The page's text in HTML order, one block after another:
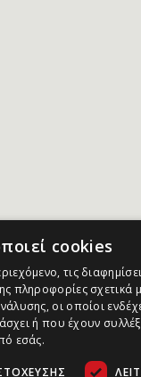
cookies
τις
πληροφορίες σχετικά
οι οποίοι
ή που έχουν
εσάς.